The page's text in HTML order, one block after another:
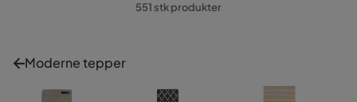
551 stk produkter
Moderne tepper